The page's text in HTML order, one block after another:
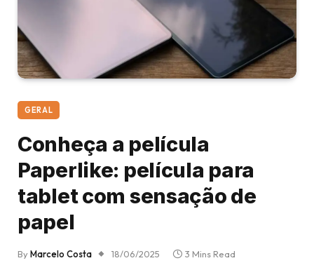
GERAL
Conheça a película
Paperlike: película para
tablet com sensação de
papel
ByMarcelo Costa 18/06/2025 3 Mins Read